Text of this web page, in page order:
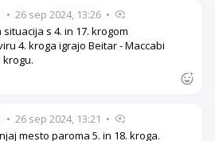
• 26 sep 2024, 13:26 •
situacija s 4. in 17. krogom
4. kroga igrajo Beitar - Maccabi
krogu.
• 26 sep 2024, 13:21 •
mesto paroma 5. in 18. kroga.